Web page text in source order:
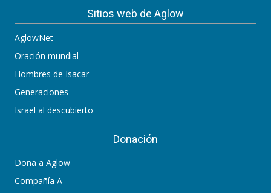
Sitios web de Aglow
AglowNet
Oración mundial
Hombres de Isacar
Generaciones
Israel al descubierto
Donación
Dona a Aglow
Compañía A